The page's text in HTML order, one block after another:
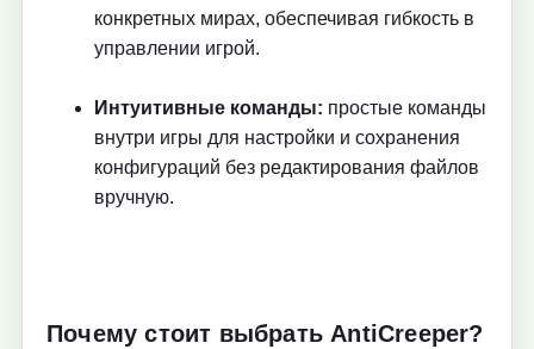
конкретных мирах, обеспечивая гибкость в
управлении игрой.
Интуитивные команды: простые команды
внутри игры для настройки и сохранения
конфигураций без редактирования файлов
вручную.
Почему стоит выбрать AntiCreeper?